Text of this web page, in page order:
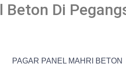
Beton Di